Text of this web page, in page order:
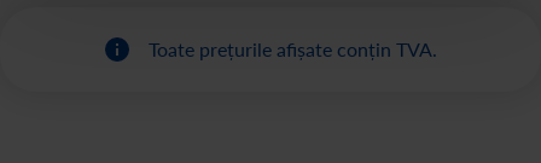
Toate prețurile afișate conțin TVA.